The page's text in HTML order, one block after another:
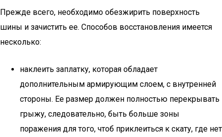
Прежде всего, необходимо обезжирить поверхность
шины и зачистить ее. Способов восстановления имеется
несколько:
наклеить заплатку, которая обладает
дополнительным армирующим слоем, с внутренней
стороны. Ее размер должен полностью перекрывать
грыжу, следовательно, быть больше зоны
поражения для того, чтоб приклеиться к скату, где нет